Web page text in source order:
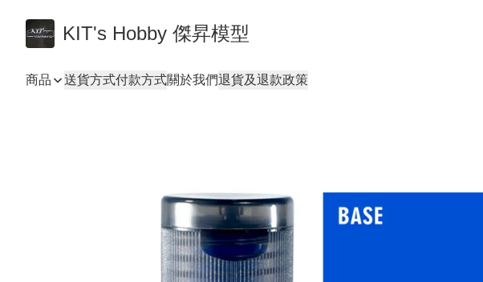
KIT's Hobby 傑昇模型
商品 送貨方式付款方式關於我們退貨及退款政策